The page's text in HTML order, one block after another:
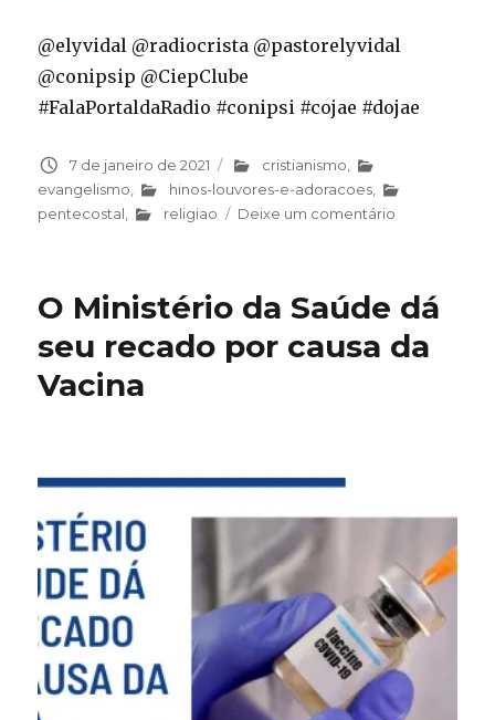
@elyvidal @radiocrista @pastorelyvidal
@conipsip @CiepClube
#FalaPortaldaRadio #conipsi #cojae #dojae
Publicado
em
7 de janeiro de 2021 Categorias
cristianismo,
evangelismo, hinos-louvores-e-adoracoes,
pentecostal, religiao Deixe um comentário
de
Deus
O Ministério da Saúde dá
seu recado por causa da
Vacina